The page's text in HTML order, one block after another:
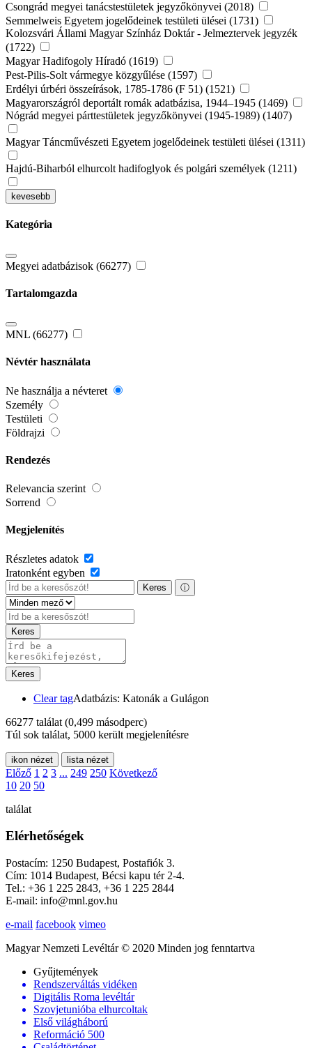
Csongrád megyei tanácstestületek jegyzőkönyvei (2018)
Semmelweis Egyetem jogelődeinek testületi ülései (1731)
Kolozsvári Állami Magyar Színház Doktár - Jelmeztervek jegyzék
(1722)
Magyar Hadifogoly Híradó (1619)
Pest-Pilis-Solt vármegye közgyűlése (1597)
Erdélyi úrbéri összeírások, 1785-1786 (F 51) (1521)
Magyarországról deportált romák adatbázisa, 1944–1945 (1469)
Nógrád megyei párttestületek jegyzőkönyvei (1945-1989) (1407)
Magyar Táncművészeti Egyetem jogelődeinek testületi ülései (1311)
Hajdú-Biharból elhurcolt hadifoglyok és polgári személyek (1211)
kevesebb
Kategória
Megyei adatbázisok (66277)
Tartalomgazda
MNL (66277)
Névtér használata
Ne használja a névteret
Személy
Testületi
Földrajzi
Rendezés
Relevancia szerint
Sorrend
Megjelenítés
Részletes adatok
Iratonként egyben
Keres ⓘ
Keres
Keres
Clear tagAdatbázis: Katonák a Gulágon
66277 találat (0,499 másodperc)
Túl sok találat, 5000 került megjelenítésre
ikon nézet lista nézet
Előző 1 2 3 ... 249 250 Következő
10 20 50
találat
Elérhetőségek
Postacím: 1250 Budapest, Postafiók 3.
Cím: 1014 Budapest, Bécsi kapu tér 2-4.
Tel.: +36 1 225 2843, +36 1 225 2844
E-mail: info@mnl.gov.hu
e-mail facebook vimeo
Magyar Nemzeti Levéltár © 2020 Minden jog fenntartva
Gyűjtemények
Rendszerváltás vidéken
Digitális Roma levéltár
Szovjetunióba elhurcoltak
Első világháború
Reformáció 500